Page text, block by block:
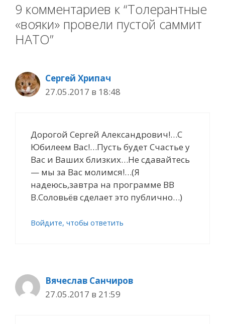
9 комментариев к “Толерантные
«вояки» провели пустой саммит
НАТО”
Сергей Хрипач
27.05.2017 в 18:48
Дорогой Сергей Александрович!…С
Юбилеем Вас!…Пусть будет Счастье у
Вас и Ваших близких…Не сдавайтесь
— мы за Вас молимся!…(Я
надеюсь,завтра на программе ВВ
В.Соловьёв сделает это публично…)
Войдите, чтобы ответить
Вячеслав Санчиров
27.05.2017 в 21:59